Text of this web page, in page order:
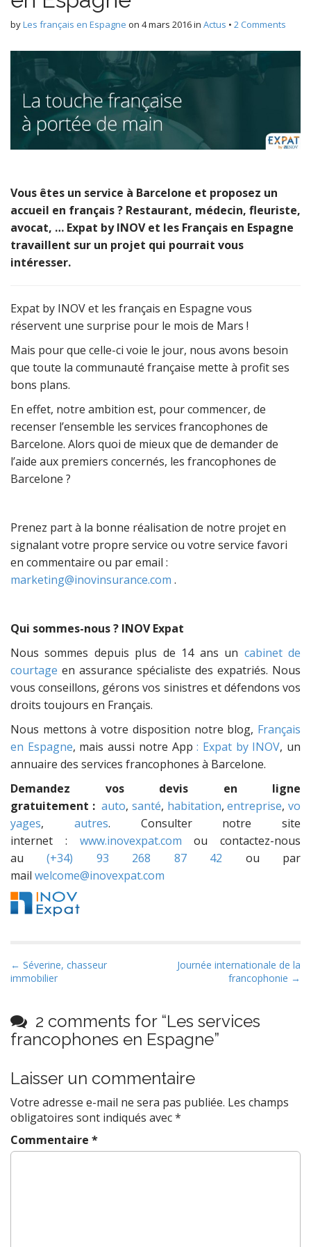
byLes français en Espagne on 4 mars 2016in Actus • 2 Comments
Vous êtes un service à Barcelone et proposez un
accueil en français ? Restaurant, médecin, fleuriste,
avocat, … Expat by INOV et les Français en Espagne
travaillent sur un projet qui pourrait vous
intéresser.
Expat by INOV et les français en Espagne vous
réservent une surprise pour le mois de Mars !
Mais pour que celle-ci voie le jour, nous avons besoin
que toute la communauté française mette à profit ses
bons plans.
En effet, notre ambition est, pour commencer, de
recenser l’ensemble les services francophones de
Barcelone. Alors quoi de mieux que de demander de
l’aide aux premiers concernés, les francophones de
Barcelone ?
Prenez part à la bonne réalisation de notre projet en
signalant votre propre service ou votre service favori
en commentaire ou par email :
marketing@inovinsurance.com .
Qui sommes-nous ? INOV Expat
Nous sommes depuis plus de 14 ans un cabinet de
courtage en assurance spécialiste des expatriés. Nous
vous conseillons, gérons vos sinistres et défendons vos
droits toujours en Français.
Nous mettons à votre disposition notre blog, Français
en Espagne, mais aussi notre App: Expat by INOV, un
annuaire des services francophones à Barcelone.
Demandez vos devis en ligne
gratuitement : auto, santé, habitation,entreprise,vo
yages, autres. Consulter notre site
internet : www.inovexpat.com ou contactez-nous
au(+34) 93 268 87 42 ou par
mail welcome@inovexpat.com
P
o
t
n
v
i
g
t
← Séverine, chasseur
immobilier
Journée internationale de la
francophonie →
2 comments for “Les services
francophones en Espagne”
Laisser un commentaire
Votre adresse e-mail ne sera pas publiée. Les champs
obligatoires sont indiqués avec*
Commentaire *